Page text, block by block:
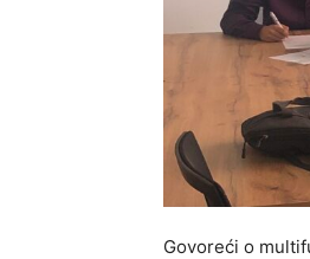
Govoreći o